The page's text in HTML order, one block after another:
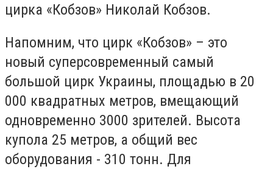
цирка «Кобзов» Николай Кобзов.
Напомним, что цирк «Кобзов» – это
новый суперсовременный самый
большой цирк Украины, площадью в 20
000 квадратных метров, вмещающий
одновременно 3000 зрителей. Высота
купола 25 метров, а общий вес
оборудования - 310 тонн. Для